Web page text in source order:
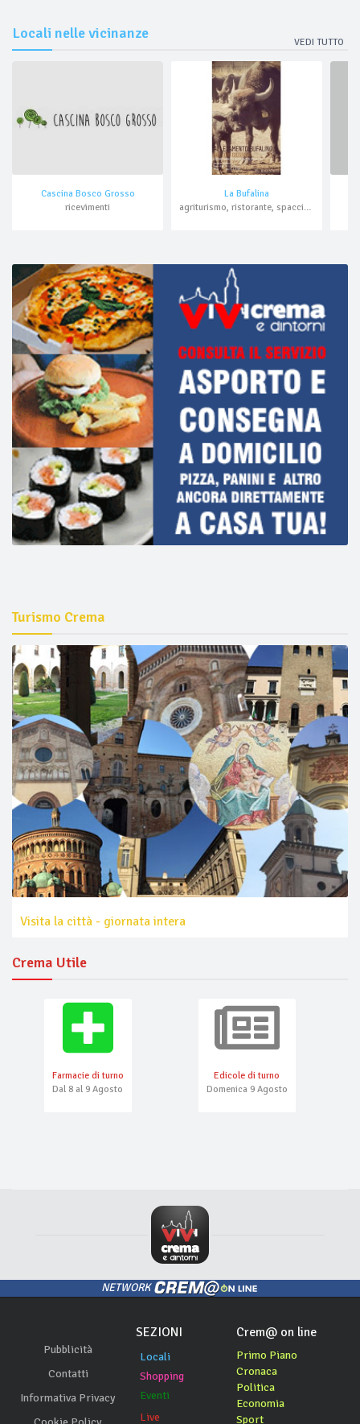
Locali nelle vicinanze
VEDI TUTTO
Cascina Bosco Grosso
ricevimenti
La Bufalina
agriturismo, ristorante, spaccio aziendale
Turismo Crema
Visita la città - giornata intera
Crema Utile
Farmacie di turno
Dal 8 al 9 Agosto
Edicole di turno
Domenica 9 Agosto
NETWORK
Pubblicità
Contatti
Informativa Privacy
SEZIONI
Locali
Shopping
Eventi
Live
Crem@ on line
Primo Piano
Cronaca
Politica
Economia
Sport